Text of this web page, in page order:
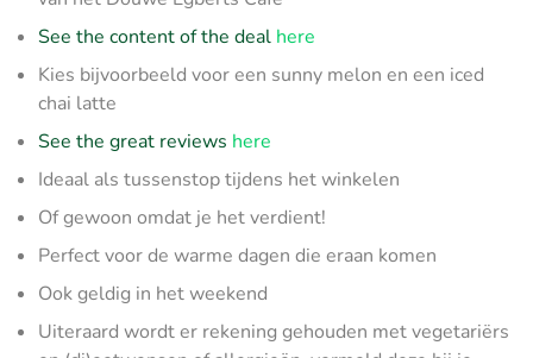
See the content of the deal here
Kies bijvoorbeeld voor een sunny melon en een iced
chai latte
See the great reviews here
Ideaal als tussenstop tijdens het winkelen
Of gewoon omdat je het verdient!
Perfect voor de warme dagen die eraan komen
Ook geldig in het weekend
Uiteraard wordt er rekening gehouden met vegetariërs